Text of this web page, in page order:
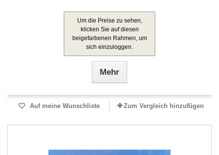
Um die Preise zu sehen,
klicken Sie auf diesen
beigefarbenen Rahmen, um
sich einzuloggen.
Mehr
Auf meine Wunschliste Zum Vergleich hinzufügen